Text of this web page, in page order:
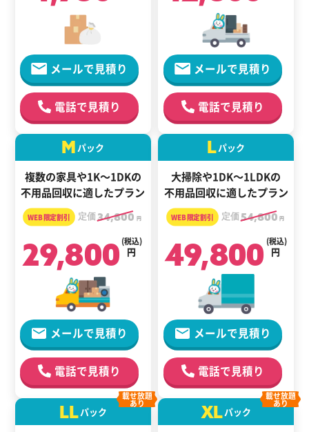
メールで見積り
電話で見積り
メールで見積り
電話で見積り
M パック
複数の家具や1K～1DKの
不用品回収に適したプラン
定価34,800 円
29,800 円
(税込)
メールで見積り
電話で見積り
Lパック
大掃除や1DK～1LDKの
不用品回収に適したプラン
定価54,800 円
49,800 円
(税込)
メールで見積り
電話で見積り
LLパック
載せ放題
あり XLパック
載せ放題
あり